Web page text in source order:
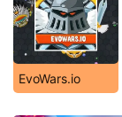
EvoWars.io